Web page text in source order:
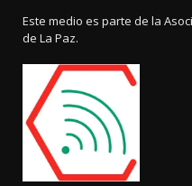
Este medio es parte de la
de La Paz.